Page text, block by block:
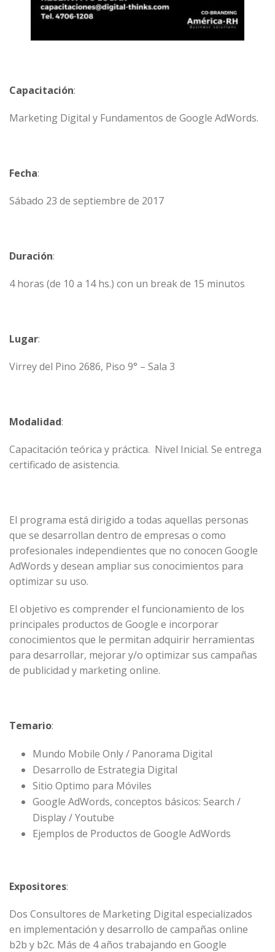
Capacitación:
Marketing Digital y Fundamentos de Google AdWords.
Fecha:
Sábado 23 de septiembre de 2017
Duración:
4 horas (de 10 a 14 hs.) con un break de 15 minutos
Lugar:
Virrey del Pino 2686, Piso 9° – Sala 3
Modalidad:
Capacitación teórica y práctica. Nivel Inicial. Se entrega
certificado de asistencia.
El programa está dirigido a todas aquellas personas
que se desarrollan dentro de empresas o como
profesionales independientes que no conocen Google
AdWords y desean ampliar sus conocimientos para
optimizar su uso.
El objetivo es comprender el funcionamiento de los
principales productos de Google e incorporar
conocimientos que le permitan adquirir herramientas
para desarrollar, mejorar y/o optimizar sus campañas
de publicidad y marketing online.
Temario:
Mundo Mobile Only / Panorama Digital
Desarrollo de Estrategia Digital
Sitio Optimo para Móviles
Google AdWords, conceptos básicos: Search /
Display / Youtube
Ejemplos de Productos de Google AdWords
Expositores:
Dos Consultores de Marketing Digital especializados
en implementación y desarrollo de campañas online
b2b y b2c. Más de 4 años trabajando en Google